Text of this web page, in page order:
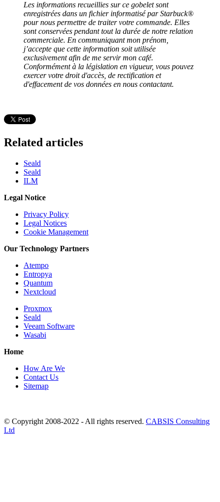
Les informations recueillies sur ce gobelet sont
enregistrées dans un fichier informatisé par Starbuck®
pour nous permettre de traiter votre commande. Elles
sont conservées pendant tout la durée de notre relation
commerciale. En communiquant mon prénom,
j’accepte que cette information soit utilisée
exclusivement afin de me servir mon café.
Conformément à la législation en vigueur, vous pouvez
exercer votre droit d'accès, de rectification et
d'effacement de vos données en nous contactant.
Related articles
Seald
Seald
ILM
Legal Notice
Privacy Policy
Legal Notices
Cookie Management
Our Technology Partners
Atempo
Entropya
Quantum
Nextcloud
Proxmox
Seald
Veeam Software
Wasabi
Home
How Are We
Contact Us
Sitemap
© Copyright 2008-2022 - All rights reserved. CABSIS Consulting
Ltd